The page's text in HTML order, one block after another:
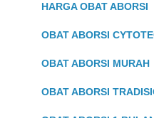
HARGA OBAT ABORSI
OBAT ABORSI
OBAT ABORSI MURAH
OBAT ABORSI